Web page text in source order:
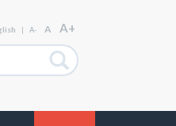
| A- A A+